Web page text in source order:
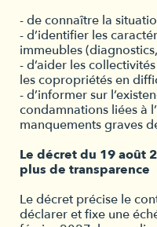
- de connaître la
- d’identifier les
immeubles
- d’aider les
les copropriétés en
- d’informer sur
condamnations liées à
manquements graves
Le décret du 19 août
plus de transparence
Le décret précise le
déclarer et fixe une